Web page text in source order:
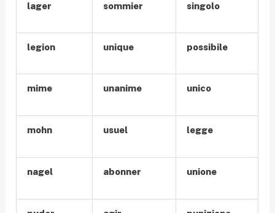
lager sommier singolo
legion unique possibile
mime unanime unico
mohn usuel legge
nagel abonner unione